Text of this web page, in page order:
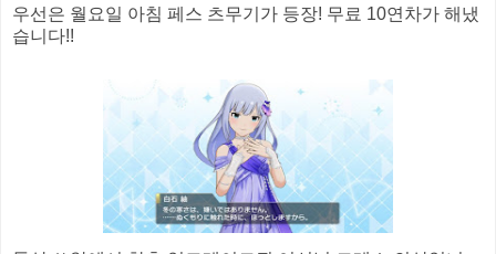
우선은 월요일 아침 페스 츠무기가 등장! 무료 10연차가 해냈
습니다!!